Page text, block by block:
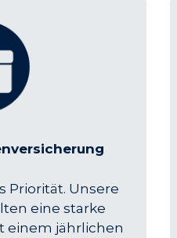
Priorität. Unsere
eine starke
einem jährlichen